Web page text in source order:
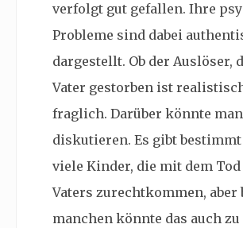
verfolgt gut gefallen. Ihre
Probleme sind dabei
dargestellt. Ob der Auslöser,
Vater gestorben ist
fraglich. Darüber könnte
diskutieren. Es gibt
viele Kinder, die mit dem Tod
Vaters zurechtkommen, aber
manchen könnte das auch